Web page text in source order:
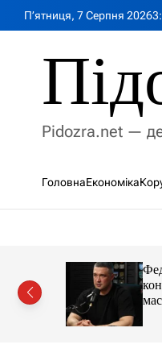
П’ятниця, 7 Серпня 20263:
Pidozra.net —
ГоловнаЕкономіка